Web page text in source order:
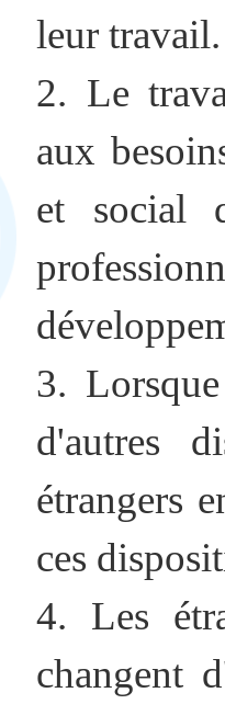
leur travail.
2. Le
aux
et social
3.
d'autres
étrangers
ces
4. Les
changent